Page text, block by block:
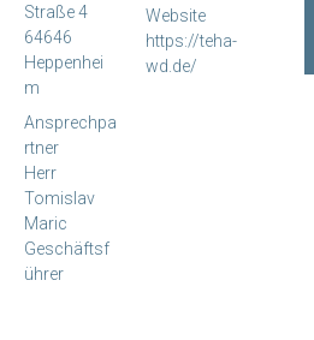
Straße 4
64646
Heppenhei
m
Ansprechpa
rtner
Herr
Tomislav
Maric
Geschäftsf
ührer
Website
https://teha-
wd.de/